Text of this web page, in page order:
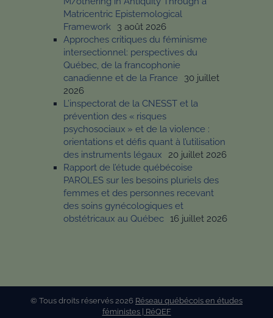
Matricentric Epistemological
Framework
3 août 2026
Approches critiques du féminisme
intersectionnel: perspectives du
Québec, de la francophonie
canadienne et de la France
30 juillet
2026
L’inspectorat de la CNESST et la
prévention des « risques
psychosociaux » et de la violence :
orientations et défis quant à l’utilisation
des instruments légaux
20 juillet 2026
Rapport de l’étude québécoise
PAROLES sur les besoins pluriels des
femmes et des personnes recevant
des soins gynécologiques et
obstétricaux au Québec 16 juillet 2026
© Tous droits réservés 2026 Réseau québécois en études
féministes | RéQEF